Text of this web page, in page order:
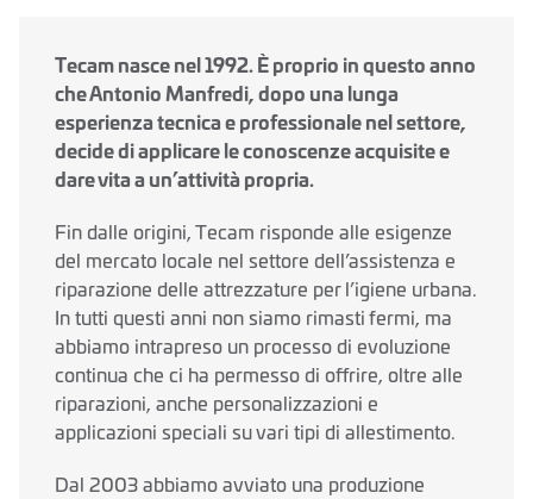
Tecam nasce nel 1992. È proprio in questo anno
che Antonio Manfredi, dopo una lunga
esperienza tecnica e professionale nel settore,
decide di applicare le conoscenze acquisite e
dare vita a un’attività propria.
Fin dalle origini, Tecam risponde alle esigenze
del mercato locale nel settore dell’assistenza e
riparazione delle attrezzature per l’igiene urbana.
In tutti questi anni non siamo rimasti fermi, ma
abbiamo intrapreso un processo di evoluzione
continua che ci ha permesso di offrire, oltre alle
riparazioni, anche personalizzazioni e
applicazioni speciali su vari tipi di allestimento.
Dal 2003 abbiamo avviato una produzione